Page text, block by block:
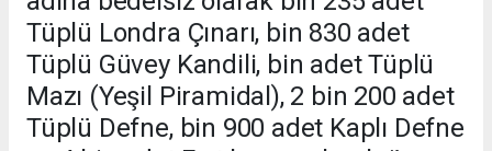
Tüplü Londra Çınarı, bin 830 adet
Tüplü Güvey Kandili, bin adet Tüplü
Mazı (Yeşil Piramidal), 2 bin 200 adet
Tüplü Defne, bin 900 adet Kaplı Defne